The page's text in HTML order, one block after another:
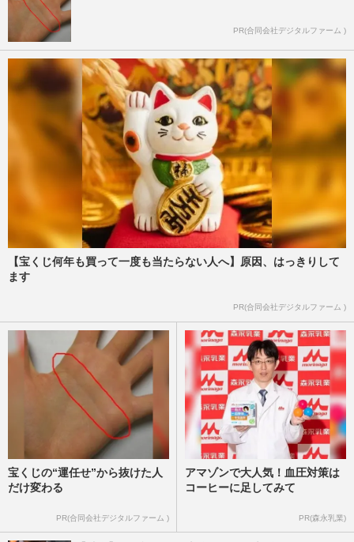
PR(合同会社デジタルファーム )
【宝くじ何年も買って一度も当たらない人へ】原因、はっきりして
ます
PR(合同会社デジタルファーム )
宝くじの“運任せ”から抜けた人
だけ変わる
PR(合同会社デジタルファーム )
アマゾンで大人気！血圧対策は
コーヒーに足してみて
PR(森永乳業)